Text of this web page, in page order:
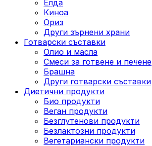
Елда
Киноа
Ориз
Други зърнени храни
Готварски съставки
Олио и масла
Смеси за готвене и печене
Брашна
Други готварски съставки
Диетични продукти
Био продукти
Веган продукти
Безглутенови продукти
Безлактозни продукти
Вегетариански продукти